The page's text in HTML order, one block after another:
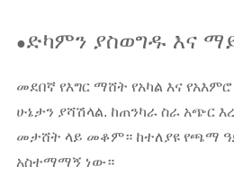
●ድካምን ያስወግዱ እና
መደበኛ የእግር ማሸት የአካል እና
ሁኔታን ያሻሽላል. ከጠንካራ ስራ አጭር
መታሸት ላይ መቆም። ከተለያዩ የጫማ
አስተማማኝ ነው።